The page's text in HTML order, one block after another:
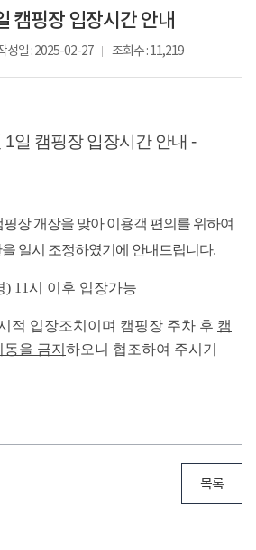
캠핑장 입장시간 안내
성일 : 2025-02-27 조회수 : 11,219
1일 캠핑장 입장시간 안내 -
장 개장을 맞아 이용객 편의를 위하여
일시 조정하였기에 안내드립니다.
11시 이후 입장가능
적 입장조치이며 캠핑장 주차 후 캠
을 금지 하오니 협조하여 주시기
목록